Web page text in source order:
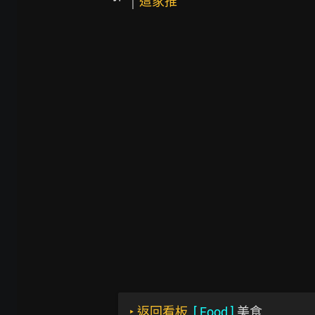
‣ 返回看板 [ Food ] 美食